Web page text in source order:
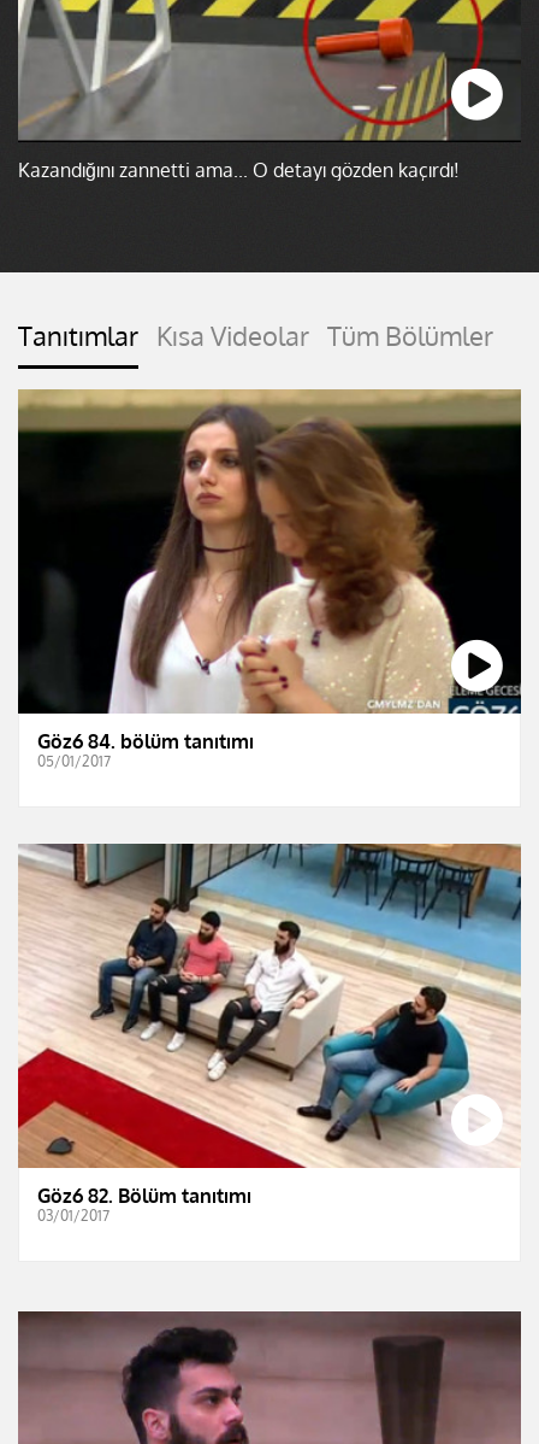
Kazandığını zannetti ama... O detayı gözden kaçırdı!
Tanıtımlar Kısa Videolar Tüm Bölümler
Göz6 84. bölüm tanıtımı
05/01/2017
Göz6 82. Bölüm tanıtımı
03/01/2017